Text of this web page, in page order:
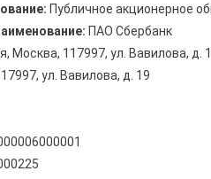
Публичное акционерное
ПАО Сбербанк
Москва, 117997, ул. Вавилова, д.
ул. Вавилова, д. 19